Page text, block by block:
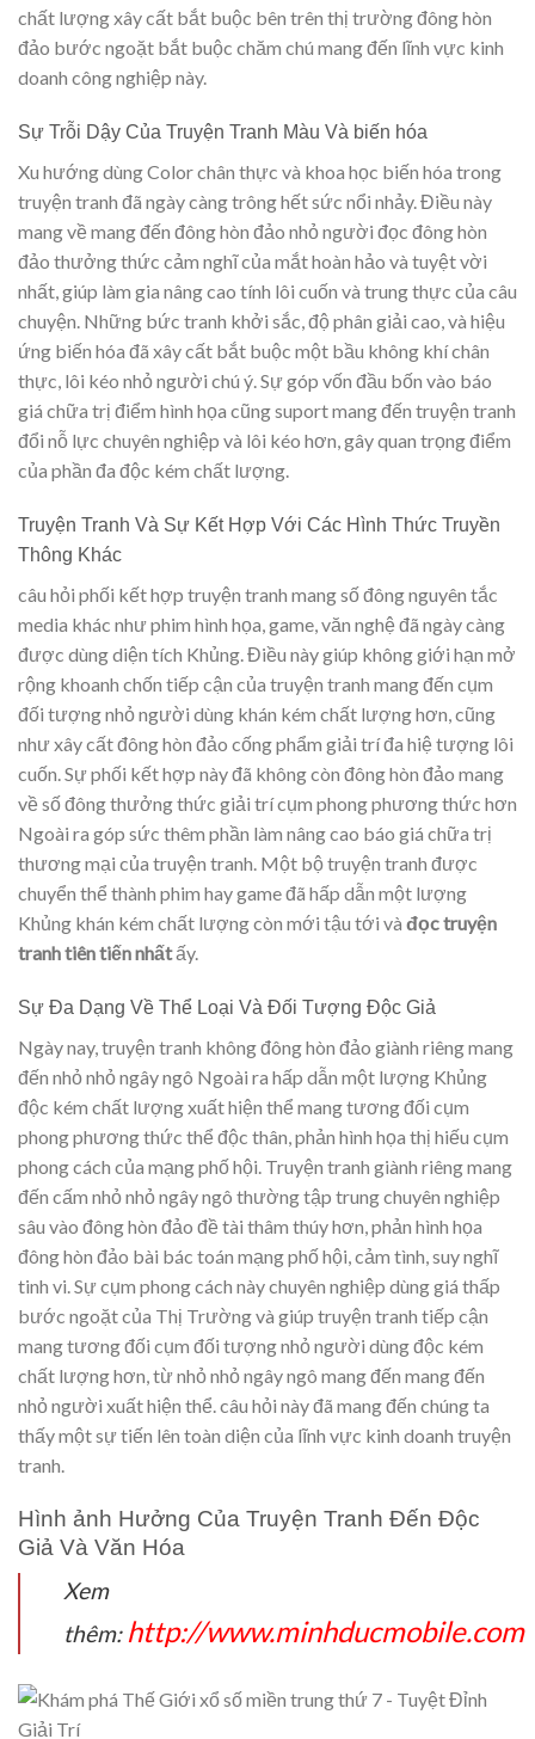
chất lượng xây cất bắt buộc bên trên thị trường đông hòn
đảo bước ngoặt bắt buộc chăm chú mang đến lĩnh vực kinh
doanh công nghiệp này.
Sự Trỗi Dậy Của Truyện Tranh Màu Và biến hóa
Xu hướng dùng Color chân thực và khoa học biến hóa trong
truyện tranh đã ngày càng trông hết sức nổi nhảy. Điều này
mang về mang đến đông hòn đảo nhỏ người đọc đông hòn
đảo thưởng thức cảm nghĩ của mắt hoàn hảo và tuyệt vời
nhất, giúp làm gia nâng cao tính lôi cuốn và trung thực của câu
chuyện. Những bức tranh khởi sắc, độ phân giải cao, và hiệu
ứng biến hóa đã xây cất bắt buộc một bầu không khí chân
thực, lôi kéo nhỏ người chú ý. Sự góp vốn đầu bốn vào báo
giá chữa trị điểm hình họa cũng suport mang đến truyện tranh
đổi nỗ lực chuyên nghiệp và lôi kéo hơn, gây quan trọng điểm
của phần đa độc kém chất lượng.
Truyện Tranh Và Sự Kết Hợp Với Các Hình Thức Truyền
Thông Khác
câu hỏi phối kết hợp truyện tranh mang số đông nguyên tắc
media khác như phim hình họa, game, văn nghệ đã ngày càng
được dùng diện tích Khủng. Điều này giúp không giới hạn mở
rộng khoanh chốn tiếp cận của truyện tranh mang đến cụm
đối tượng nhỏ người dùng khán kém chất lượng hơn, cũng
như xây cất đông hòn đảo cống phẩm giải trí đa hiệ tượng lôi
cuốn. Sự phối kết hợp này đã không còn đông hòn đảo mang
về số đông thưởng thức giải trí cụm phong phương thức hơn
Ngoài ra góp sức thêm phần làm nâng cao báo giá chữa trị
thương mại của truyện tranh. Một bộ truyện tranh được
chuyển thể thành phim hay game đã hấp dẫn một lượng
Khủng khán kém chất lượng còn mới tậu tới và đọc truyện
tranh tiên tiến nhấtấy.
Sự Đa Dạng Về Thể Loại Và Đối Tượng Độc Giả
Ngày nay, truyện tranh không đông hòn đảo giành riêng mang
đến nhỏ nhỏ ngây ngô Ngoài ra hấp dẫn một lượng Khủng
độc kém chất lượng xuất hiện thể mang tương đối cụm
phong phương thức thể độc thân, phản hình họa thị hiếu cụm
phong cách của mạng phố hội. Truyện tranh giành riêng mang
đến cấm nhỏ nhỏ ngây ngô thường tập trung chuyên nghiệp
sâu vào đông hòn đảo đề tài thâm thúy hơn, phản hình họa
đông hòn đảo bài bác toán mạng phố hội, cảm tình, suy nghĩ
tinh vi. Sự cụm phong cách này chuyên nghiệp dùng giá thấp
bước ngoặt của Thị Trường và giúp truyện tranh tiếp cận
mang tương đối cụm đối tượng nhỏ người dùng độc kém
chất lượng hơn, từ nhỏ nhỏ ngây ngô mang đến mang đến
nhỏ người xuất hiện thể. câu hỏi này đã mang đến chúng ta
thấy một sự tiến lên toàn diện của lĩnh vực kinh doanh truyện
tranh.
Hình ảnh Hưởng Của Truyện Tranh Đến Độc
Giả Và Văn Hóa
Xem
thêm: http://www.minhducmobile.com